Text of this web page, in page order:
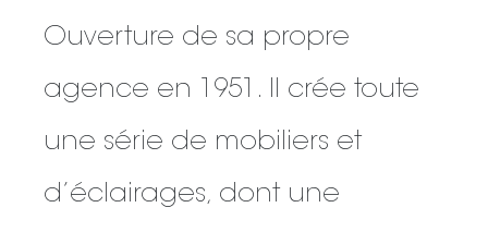
Ouverture de sa propre
agence en 1951. Il crée toute
une série de mobiliers et
d’éclairages, dont une